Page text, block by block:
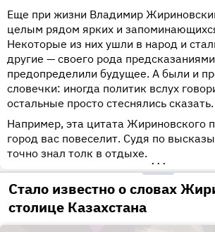
Еще при жизни Владимир
целым рядом ярких и
Некоторые из них ушли в народ и
другие — своего рода
предопределили будущее. А были и
словечки: иногда политик вслух
остальные просто стеснялись сказать.
Например, эта цитата Жириновского
город вас повеселит. Судя по
точно знал толк в отдыхе.
•••
Стало известно о словах
столице Казахстана